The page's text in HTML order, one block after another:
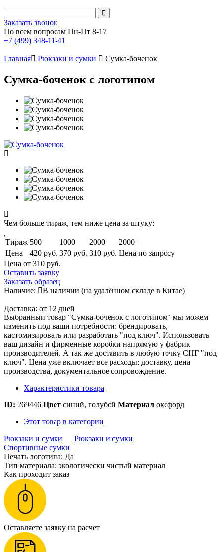
Заказать звонок
По всем вопросам Пн-Пт 8-17
+7 (499) 348-11-41
Главная Рюкзаки и сумки Сумка-боченок
Сумка-боченок с логотипом
Чем больше тираж, тем ниже цена за штуку:
Тираж 500 1000 2000
2000+
Цена
420 руб. 370 руб. 310 руб. Цена по запросу
Цена от 310 руб.
Оставить заявку
Заказать образец
Наличие:
В наличии (на удалённом складе в Китае)
Доставка: от 12 дней
Выбранный товар "Сумка-боченок с логотипом" мы можем
изменить под ваши потребности: брендировать,
кастомизировать или разработать "под ключ". Использовать
ваш дизайн и фирменные коробки напрямую у фабрик
производителей. А так же доставить в любую точку СНГ "под
ключ". Цена уже включает все расходы: доставку, цена
производства, документальное сопровождение.
Характеристики товара
ID: 269446 Цвет синий, голубой Материал оксфорд
Этот товар в категории
Рюкзаки и сумки
Рюкзаки и сумки
Спортивные сумки
Печать логотипа: Да
Тип материала: экологически чистый материал
Как проходит заказ
Оставляете заявку на расчет